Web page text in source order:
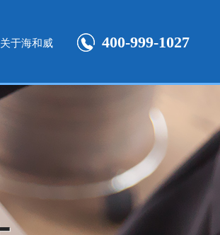
400-999-1027
关于海和威